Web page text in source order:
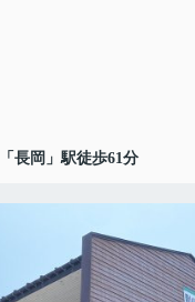
長岡」駅徒歩61分